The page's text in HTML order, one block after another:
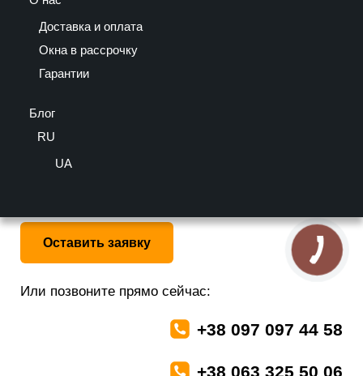
Доставка и оплата
Окна в рассрочку
Гарантии
Блог
RU
UA
оценка
Больше информации можно получить у наших
Оставить заявку
Или позвоните прямо сейчас:
+38 097 097 44 58
+38 063 325 50 06